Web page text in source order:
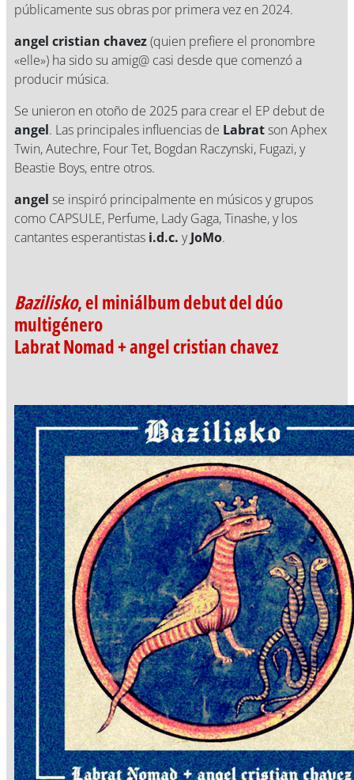
públicamente sus obras por primera vez en 2024.
angel cristian chavez(quien prefiere el pronombre
«elle») ha sido su amig@ casi desde que comenzó a
producir música.
Se unieron en otoño de 2025 para crear el EP debut de
angel. Las principales influencias de Labratson Aphex
Twin, Autechre, Four Tet, Bogdan Raczynski, Fugazi, y
Beastie Boys, entre otros.
angel se inspiró principalmente en músicos y grupos
como CAPSULE, Perfume, Lady Gaga, Tinashe, y los
cantantes esperantistas i.d.c. yJoMo.
Bazilisko, el miniálbum debut del dúo
multigénero
Labrat Nomad + angel cristian chavez